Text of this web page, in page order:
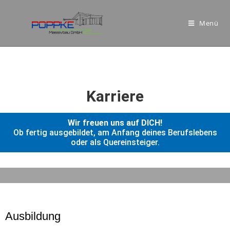
Menü
Karriere
Wir freuen uns auf DICH!
Ob fertig ausgebildet, am Anfang deines Berufslebens
oder als Quereinsteiger.
Ausbildung